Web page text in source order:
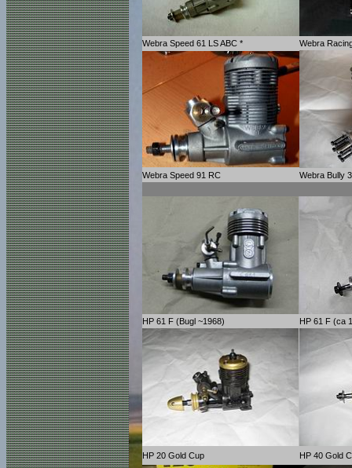
Webra Speed 61 LS ABC * Webra
Webra Speed 91 RC Webra Bully
HP 61 F (Bugl ~1968) HP 61 F (ca
HP 20 Gold Cup HP 40 Gold